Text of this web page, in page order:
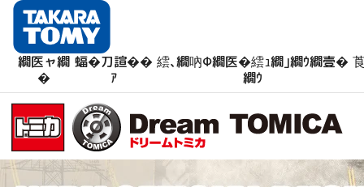
繝医ャ繝
�
蝠�刀諠��
ｱ
繧､繝吶Φ繝医�繧ｭ繝｣繝ｳ繝壹�
繝ｳ